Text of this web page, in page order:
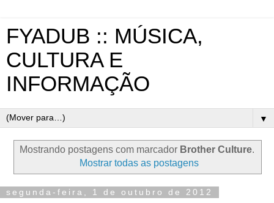
FYADUB :: MÚSICA,
CULTURA E
INFORMAÇÃO
▼
Mostrando postagens com marcador Brother Culture.
Mostrar todas as postagens
segunda-feira, 1 de outubro de 2012